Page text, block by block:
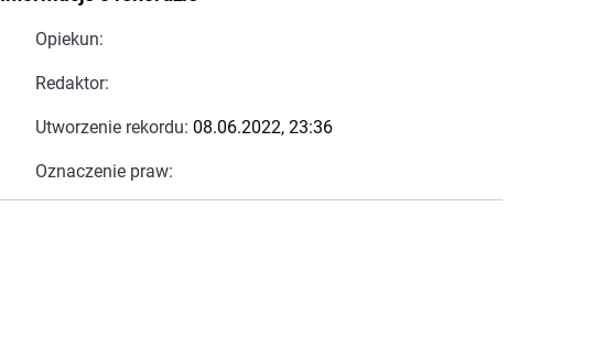
Opiekun:
Redaktor:
Utworzenie rekordu: 08.06.2022, 23:36
Oznaczenie praw: